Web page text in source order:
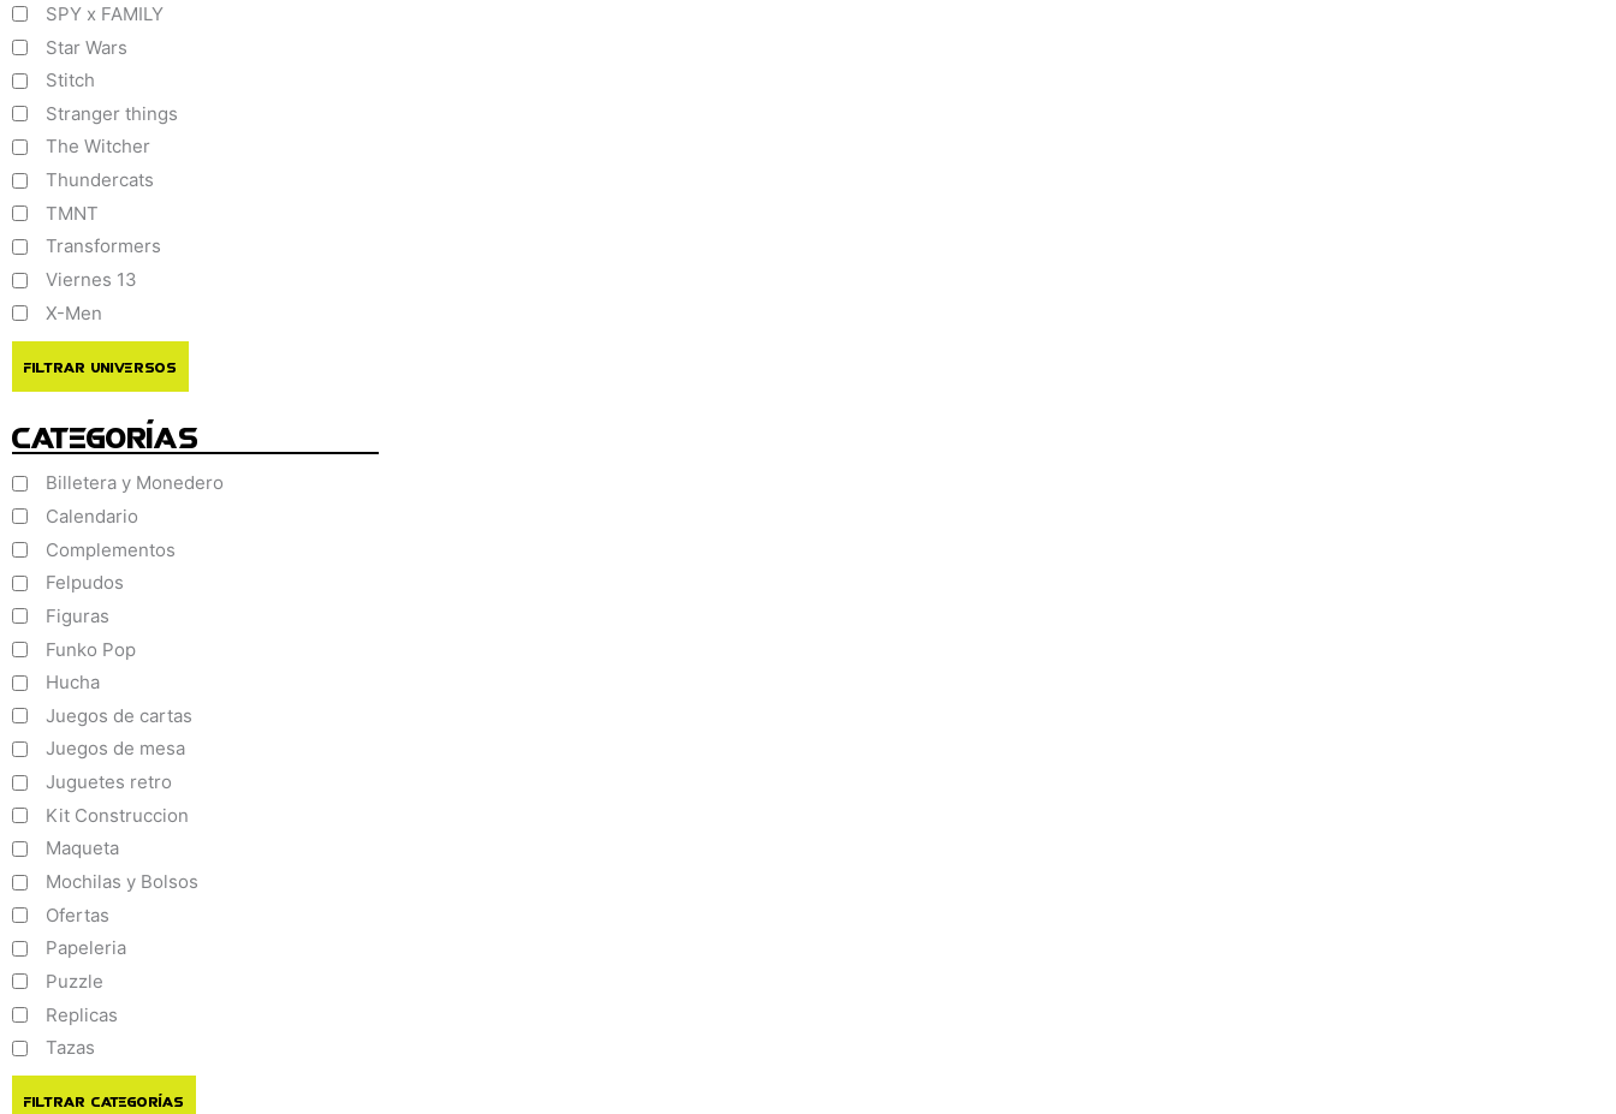
SPY x FAMILY
Star Wars
Stitch
Stranger things
The Witcher
Thundercats
TMNT
Transformers
Viernes 13
X-Men
Filtrar Universos
Categorías
Billetera y Monedero
Calendario
Complementos
Felpudos
Figuras
Funko Pop
Hucha
Juegos de cartas
Juegos de mesa
Juguetes retro
Kit Construccion
Maqueta
Mochilas y Bolsos
Ofertas
Papeleria
Puzzle
Replicas
Tazas
Filtrar Categorías